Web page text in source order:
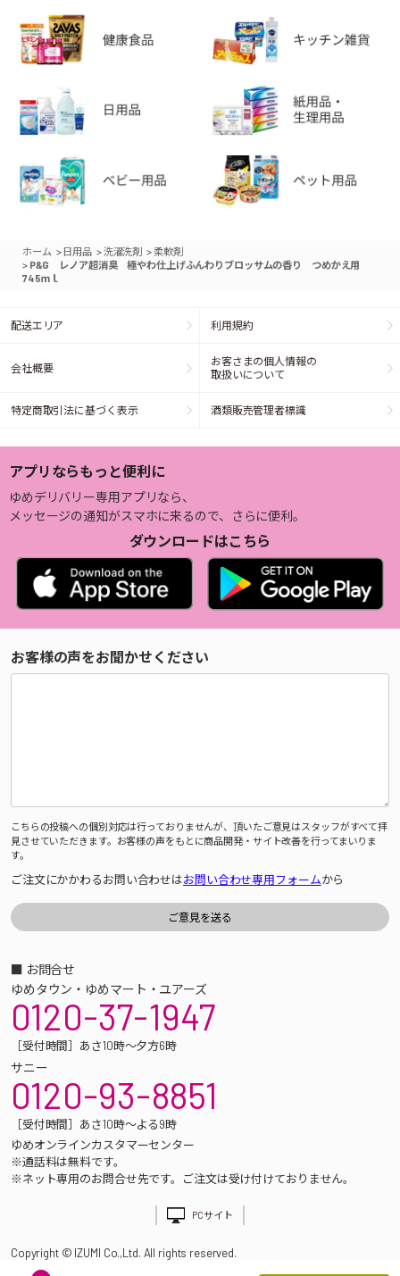
ホーム > 日用品 >洗濯洗剤 >柔軟剤
> P&G レノア超消臭 極やわ仕上げふんわりブロッサムの香り つめかえ用
745ｍｌ
配送エリア 利用規約
会社概要
お客さまの個人情報の
取扱いについて
特定商取引法に基づく表示 酒類販売管理者標識
アプリならもっと便利に
ゆめデリバリー専用アプリなら、
メッセージの通知がスマホに来るので、さらに便利。
ダウンロードはこちら
お客様の声をお聞かせください
こちらの投稿への個別対応は行っておりませんが、頂いたご意見はスタッフがすべて拝
見させていただきます。お客様の声をもとに商品開発・サイト改善を行ってまいりま
す。
ご注文にかかわるお問い合わせはお問い合わせ専用フォームから
■ お問合せ
ゆめタウン・ゆめマート・ユアーズ
0120-37-1947
［受付時間］あさ10時～夕方6時
サニー
0120-93-8851
［受付時間］あさ10時～よる9時
ゆめオンラインカスタマーセンター
※通話料は無料です。
※ネット専用のお問合せ先です。ご注文は受け付けておりません。
PCサイト
Copyright © IZUMI Co.,Ltd. All rights reserved.